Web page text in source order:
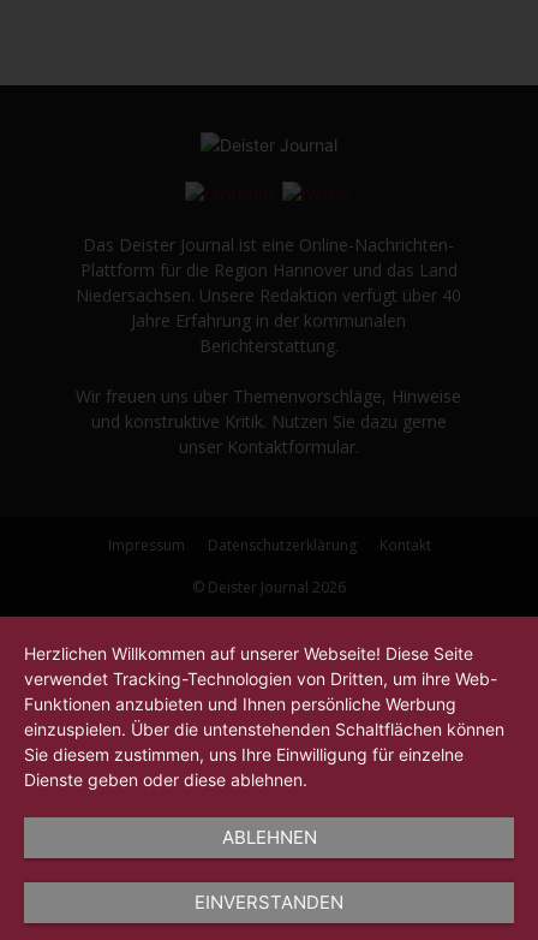
Das Deister Journal ist eine Online-Nachrichten-
Plattform für die Region Hannover und das Land
Niedersachsen. Unsere Redaktion verfügt über 40
Jahre Erfahrung in der kommunalen
Berichterstattung.
Wir freuen uns über Themenvorschläge, Hinweise
und konstruktive Kritik. Nutzen Sie dazu gerne
unser Kontaktformular.
Impressum Datenschutzerklärung Kontakt
© Deister Journal 2026
Herzlichen Willkommen auf unserer Webseite! Diese Seite
verwendet Tracking-Technologien von Dritten, um ihre Web-
Funktionen anzubieten und Ihnen persönliche Werbung
einzuspielen. Über die untenstehenden Schaltflächen können
Sie diesem zustimmen, uns Ihre Einwilligung für einzelne
Dienste geben oder diese ablehnen.
ABLEHNEN
EINVERSTANDEN